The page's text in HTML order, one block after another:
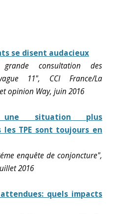
se disent audacieux
consultation des
11", CCI France/La
opinion Way, juin 2016
une situation plus
les TPE sont toujours en
enquête de conjoncture",
2016
quels impacts